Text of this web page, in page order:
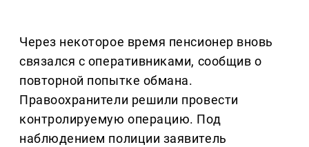
Через некоторое время пенсионер вновь
связался с оперативниками, сообщив о
повторной попытке обмана.
Правоохранители решили провести
контролируемую операцию. Под
наблюдением полиции заявитель